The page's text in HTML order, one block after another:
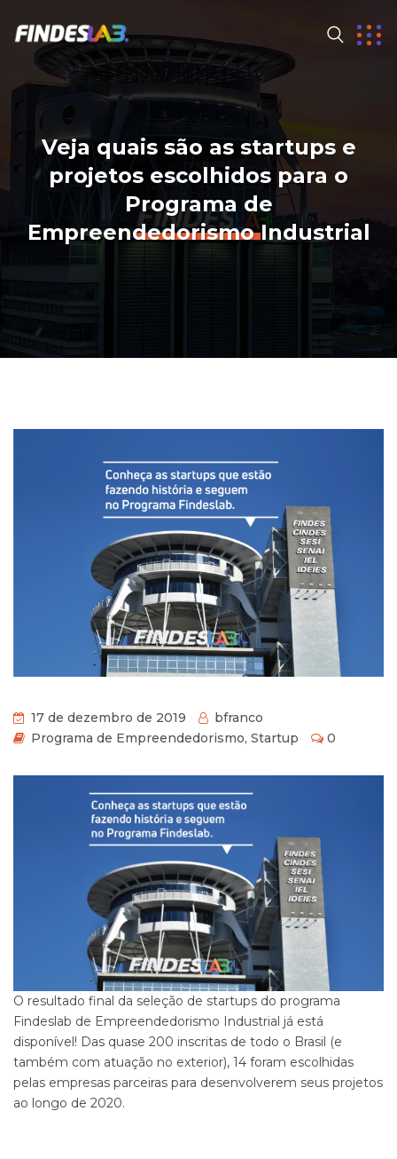
Veja quais são as startups e
projetos escolhidos para o
Programa de
Empreendedorismo Industrial
17 de dezembro de 2019
bfranco
Programa de Empreendedorismo, Startup 0
O resultado final da seleção de startups do programa
Findeslab de Empreendedorismo Industrial já está
disponível! Das quase 200 inscritas de todo o Brasil (e
também com atuação no exterior), 14 foram escolhidas
pelas empresas parceiras para desenvolverem seus projetos
ao longo de 2020.